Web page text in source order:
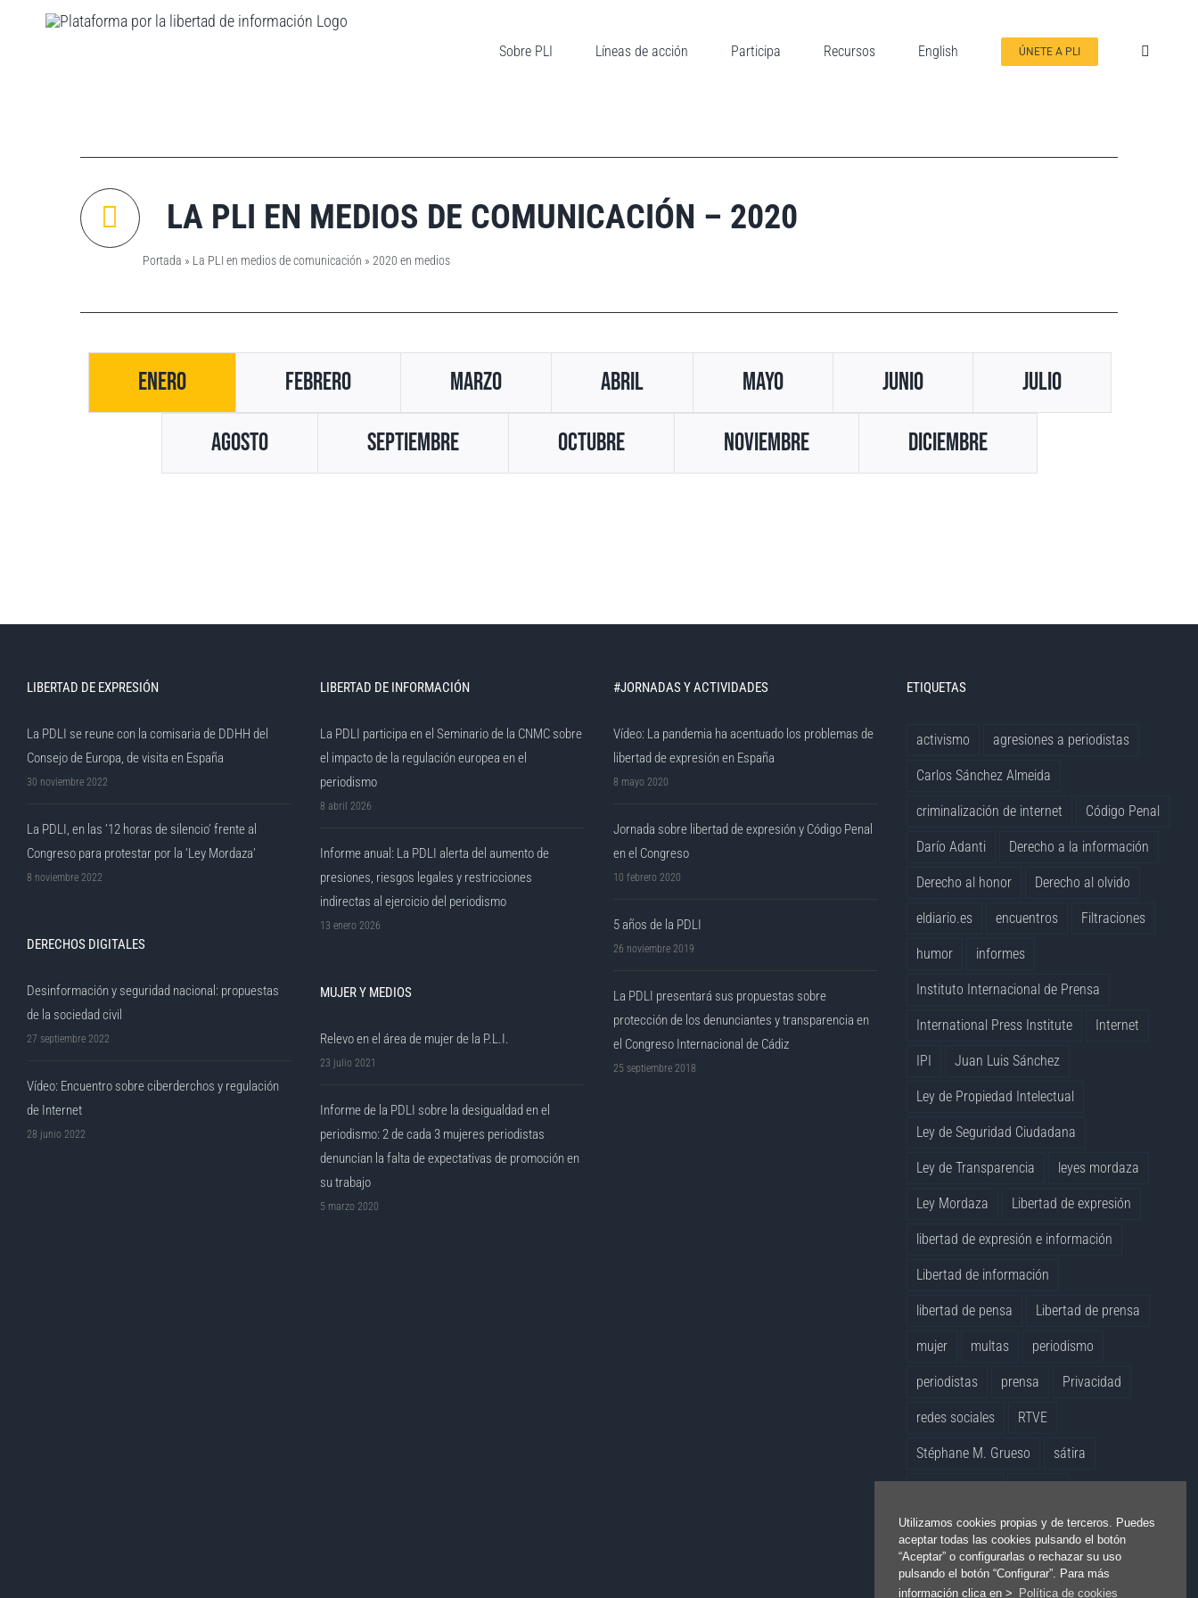
Utilizamos cookies propias y de terceros. Puedes
aceptar todas las cookies pulsando el botón
“Aceptar” o configurarlas o rechazar su uso
pulsando el botón “Configurar”. Para más
información clica en >
Política de cookies
Sobre PLI Líneas de acción Participa Recursos English ÚNETE A PLI
LA PLI EN MEDIOS DE COMUNICACIÓN – 2020
Portada » La PLI en medios de comunicación » 2020 en medios
Enero Febrero Marzo Abril Mayo Junio Julio
Agosto Septiembre Octubre Noviembre Diciembre
LIBERTAD DE EXPRESIÓN
La PDLI se reune con la comisaria de DDHH del
Consejo de Europa, de visita en España
30 noviembre 2022
La PDLI, en las ’12 horas de silencio’ frente al
Congreso para protestar por la ‘Ley Mordaza’
8 noviembre 2022
DERECHOS DIGITALES
Desinformación y seguridad nacional: propuestas
de la sociedad civil
27 septiembre 2022
Vídeo: Encuentro sobre ciberderchos y regulación
de Internet
28 junio 2022
LIBERTAD DE INFORMACIÓN
La PDLI participa en el Seminario de la CNMC sobre
el impacto de la regulación europea en el
periodismo
8 abril 2026
Informe anual: La PDLI alerta del aumento de
presiones, riesgos legales y restricciones
indirectas al ejercicio del periodismo
13 enero 2026
MUJER Y MEDIOS
Relevo en el área de mujer de la P.L.I.
23 julio 2021
Informe de la PDLI sobre la desigualdad en el
periodismo: 2 de cada 3 mujeres periodistas
denuncian la falta de expectativas de promoción en
su trabajo
5 marzo 2020
#JORNADAS Y ACTIVIDADES
Vídeo: La pandemia ha acentuado los problemas de
libertad de expresión en España
8 mayo 2020
Jornada sobre libertad de expresión y Código Penal
en el Congreso
10 febrero 2020
5 años de la PDLI
26 noviembre 2019
La PDLI presentará sus propuestas sobre
protección de los denunciantes y transparencia en
el Congreso Internacional de Cádiz
25 septiembre 2018
ETIQUETAS
activismo agresiones a periodistas
Carlos Sánchez Almeida
criminalización de internet Código Penal
Darío Adanti Derecho a la información
Derecho al honor Derecho al olvido
eldiario.es encuentros Filtraciones
humor informes
Instituto Internacional de Prensa
International Press Institute Internet
IPI Juan Luis Sánchez
Ley de Propiedad Intelectual
Ley de Seguridad Ciudadana
Ley de Transparencia leyes mordaza
Ley Mordaza Libertad de expresión
libertad de expresión e información
Libertad de información
libertad de pensa Libertad de prensa
mujer multas periodismo
periodistas prensa Privacidad
redes sociales RTVE
Stéphane M. Grueso sátira
Virginia Pérez Alonso vídeo
whistleblowers Yolanda Quintana